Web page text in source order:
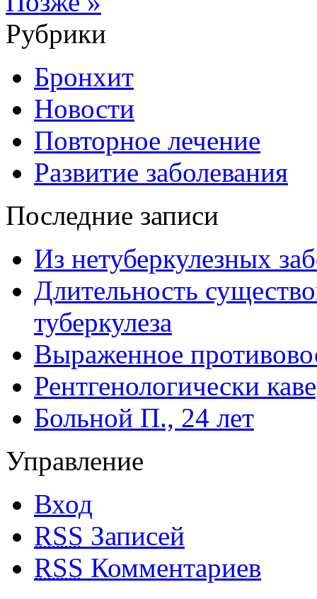
Рубрики
Бронхит
Новости
Повторное лечение
Развитие заболевания
Последние записи
Из нетуберкулезных
Длительность
туберкулеза
Выраженное
Рентгенологически
Больной П., 24 лет
Управление
Вход
RSS Записей
RSS Комментариев